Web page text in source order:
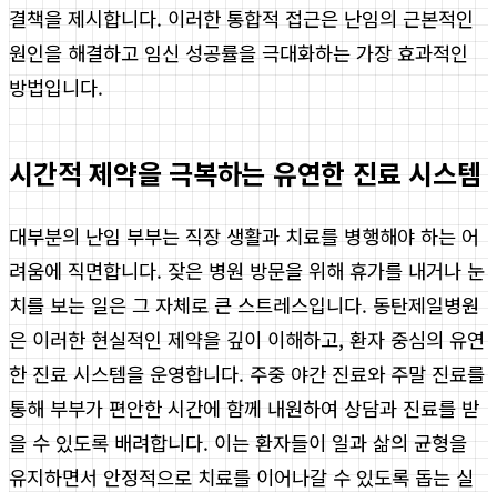
결책을 제시합니다. 이러한 통합적 접근은 난임의 근본적인
원인을 해결하고 임신 성공률을 극대화하는 가장 효과적인
방법입니다.
시간적 제약을 극복하는 유연한 진료 시스템
대부분의 난임 부부는 직장 생활과 치료를 병행해야 하는 어
려움에 직면합니다. 잦은 병원 방문을 위해 휴가를 내거나 눈
치를 보는 일은 그 자체로 큰 스트레스입니다. 동탄제일병원
은 이러한 현실적인 제약을 깊이 이해하고, 환자 중심의 유연
한 진료 시스템을 운영합니다. 주중 야간 진료와 주말 진료를
통해 부부가 편안한 시간에 함께 내원하여 상담과 진료를 받
을 수 있도록 배려합니다. 이는 환자들이 일과 삶의 균형을
유지하면서 안정적으로 치료를 이어나갈 수 있도록 돕는 실